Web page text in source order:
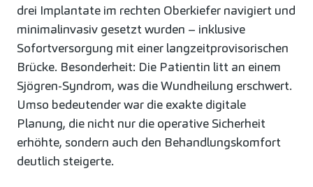
drei Implantate im rechten Oberkiefer navigiert und
minimalinvasiv gesetzt wurden – inklusive
Sofortversorgung mit einer langzeitprovisorischen
Brücke. Besonderheit: Die Patientin litt an einem
Sjögren-Syndrom, was die Wundheilung erschwert.
Umso bedeutender war die exakte digitale
Planung, die nicht nur die operative Sicherheit
erhöhte, sondern auch den Behandlungskomfort
deutlich steigerte.